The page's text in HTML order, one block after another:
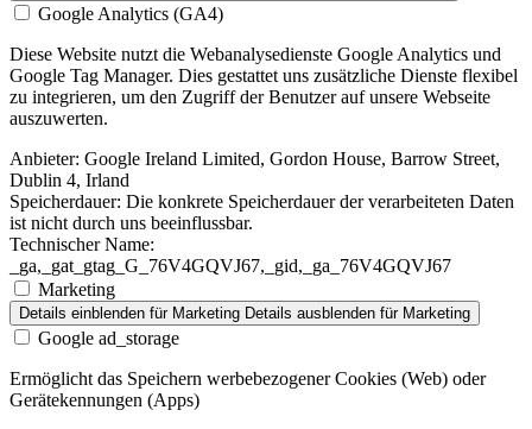
Google Analytics (GA4)
Diese Website nutzt die Webanalysedienste Google Analytics und
Google Tag Manager. Dies gestattet uns zusätzliche Dienste flexibel
zu integrieren, um den Zugriff der Benutzer auf unsere Webseite
auszuwerten.
Anbieter: Google Ireland Limited, Gordon House, Barrow Street,
Dublin 4, Irland
Speicherdauer: Die konkrete Speicherdauer der verarbeiteten Daten
ist nicht durch uns beeinflussbar.
Technischer Name:
_ga,_gat_gtag_G_76V4GQVJ67,_gid,_ga_76V4GQVJ67
Marketing
Details einblenden für Marketing Details ausblenden für Marketing
Google ad_storage
Ermöglicht das Speichern werbebezogener Cookies (Web) oder
Gerätekennungen (Apps)